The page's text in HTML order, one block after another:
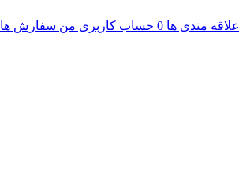
علاقه مندی ها 0 حساب کاربری من سفارش ها